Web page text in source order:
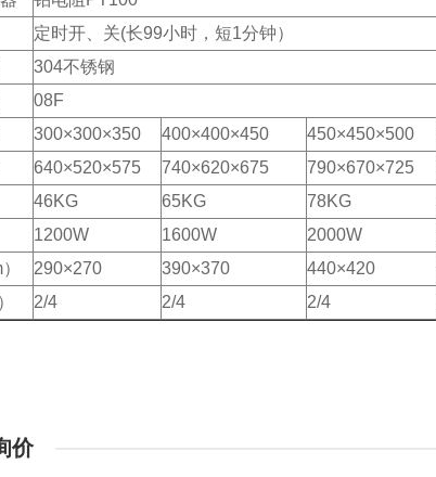
定时开、关(长99小时，短1分钟）
304不锈钢
08F
300×300×350 400×400×450 450×450×500
640×520×575 740×620×675 790×670×725
46KG 65KG 78KG
1200W 1600W 2000W
290×270 390×370 440×420
2/4 2/4 2/4
价